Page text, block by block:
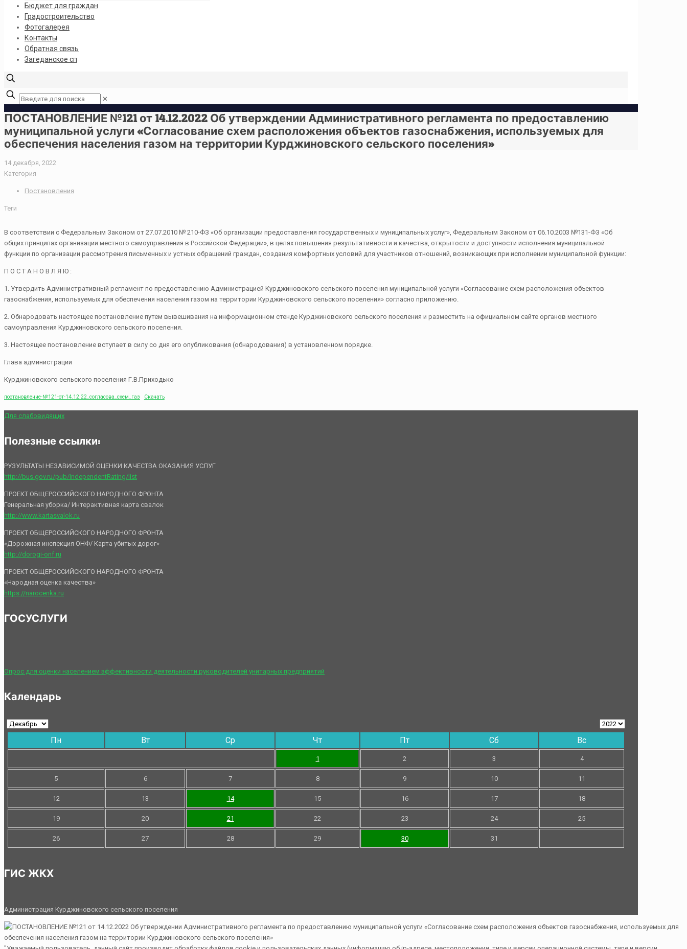
Бюджет для граждан
Градостроительство
Фотогалерея
Контакты
Обратная связь
Загеданское сп
✕
ПОСТАНОВЛЕНИЕ №121 от 14.12.2022 Об утверждении Административного регламента по предоставлению
муниципальной услуги «Согласование схем расположения объектов газоснабжения, используемых для
обеспечения населения газом на территории Курджиновского сельского поселения»
14 декабря, 2022
Категория
Постановления
Теги
В соответствии с Федеральным Законом от 27.07.2010 № 210-ФЗ «Об организации предоставления государственных и муниципальных услуг», Федеральным Законом от 06.10.2003 №131-ФЗ «Об
общих принципах организации местного самоуправления в Российской Федерации», в целях повышения результативности и качества, открытости и доступности исполнения муниципальной
функции по организации рассмотрения письменных и устных обращений граждан, создания комфортных условий для участников отношений, возникающих при исполнении муниципальной функции:
П О С Т А Н О В Л Я Ю :
1. Утвердить Административный регламент по предоставлению Администрацией Курджиновского сельского поселения муниципальной услуги «Согласование схем расположения объектов
газоснабжения, используемых для обеспечения населения газом на территории Курджиновского сельского поселения» согласно приложению.
2. Обнародовать настоящее постановление путем вывешивания на информационном стенде Курджиновского сельского поселения и разместить на официальном сайте органов местного
самоуправления Курджиновского сельского поселения.
3. Настоящее постановление вступает в силу со дня его опубликования (обнародования) в установленном порядке.
Глава администрации
Курджиновского сельского поселения Г.В.Приходько
постановление-№121-от-14.12.22_согласова_схем_газ Скачать
Для слабовидящих
Полезные ссылки:
РУЗУЛЬТАТЫ НЕЗАВИСИМОЙ ОЦЕНКИ КАЧЕСТВА ОКАЗАНИЯ УСЛУГ
http://bus.gov.ru/pub/independentRating/list
ПРОЕКТ ОБЩЕРОССИЙСКОГО НАРОДНОГО ФРОНТА
Генеральная уборка/ Интерактивная карта свалок
http://www.kartasvalok.ru
ПРОЕКТ ОБЩЕРОССИЙСКОГО НАРОДНОГО ФРОНТА
«Дорожная инспекция ОНФ/ Карта убитых дорог»
http://dorogi-onf.ru
ПРОЕКТ ОБЩЕРОССИЙСКОГО НАРОДНОГО ФРОНТА
«Народная оценка качества»
https://narocenka.ru
ГОСУСЛУГИ
Опрос для оценки населением эффективности деятельности руководителей унитарных предприятий
Календарь
Пн Вт Ср Чт Пт Сб Вс
1 2 3 4
5 6 7 8 9 10 11
12 13 14 15 16 17 18
19 20 21 22 23 24 25
26 27 28 29 30 31
ГИС ЖКХ
Администрация Курджиновского сельского поселения